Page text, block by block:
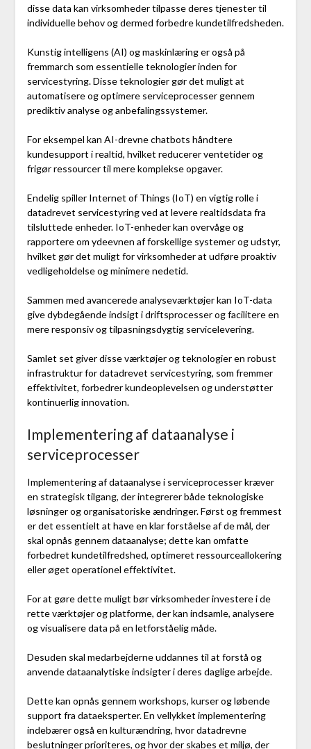
disse data kan virksomheder tilpasse deres tjenester til
individuelle behov og dermed forbedre kundetilfredsheden.
Kunstig intelligens (AI) og maskinlæring er også på
fremmarch som essentielle teknologier inden for
servicestyring. Disse teknologier gør det muligt at
automatisere og optimere serviceprocesser gennem
prediktiv analyse og anbefalingssystemer.
For eksempel kan AI-drevne chatbots håndtere
kundesupport i realtid, hvilket reducerer ventetider og
frigør ressourcer til mere komplekse opgaver.
Endelig spiller Internet of Things (IoT) en vigtig rolle i
datadrevet servicestyring ved at levere realtidsdata fra
tilsluttede enheder. IoT-enheder kan overvåge og
rapportere om ydeevnen af forskellige systemer og udstyr,
hvilket gør det muligt for virksomheder at udføre proaktiv
vedligeholdelse og minimere nedetid.
Sammen med avancerede analyseværktøjer kan IoT-data
give dybdegående indsigt i driftsprocesser og facilitere en
mere responsiv og tilpasningsdygtig servicelevering.
Samlet set giver disse værktøjer og teknologier en robust
infrastruktur for datadrevet servicestyring, som fremmer
effektivitet, forbedrer kundeoplevelsen og understøtter
kontinuerlig innovation.
Implementering af dataanalyse i
serviceprocesser
Implementering af dataanalyse i serviceprocesser kræver
en strategisk tilgang, der integrerer både teknologiske
løsninger og organisatoriske ændringer. Først og fremmest
er det essentielt at have en klar forståelse af de mål, der
skal opnås gennem dataanalyse; dette kan omfatte
forbedret kundetilfredshed, optimeret ressourceallokering
eller øget operationel effektivitet.
For at gøre dette muligt bør virksomheder investere i de
rette værktøjer og platforme, der kan indsamle, analysere
og visualisere data på en letforståelig måde.
Desuden skal medarbejderne uddannes til at forstå og
anvende dataanalytiske indsigter i deres daglige arbejde.
Dette kan opnås gennem workshops, kurser og løbende
support fra dataeksperter. En vellykket implementering
indebærer også en kulturændring, hvor datadrevne
beslutninger prioriteres, og hvor der skabes et miljø, der